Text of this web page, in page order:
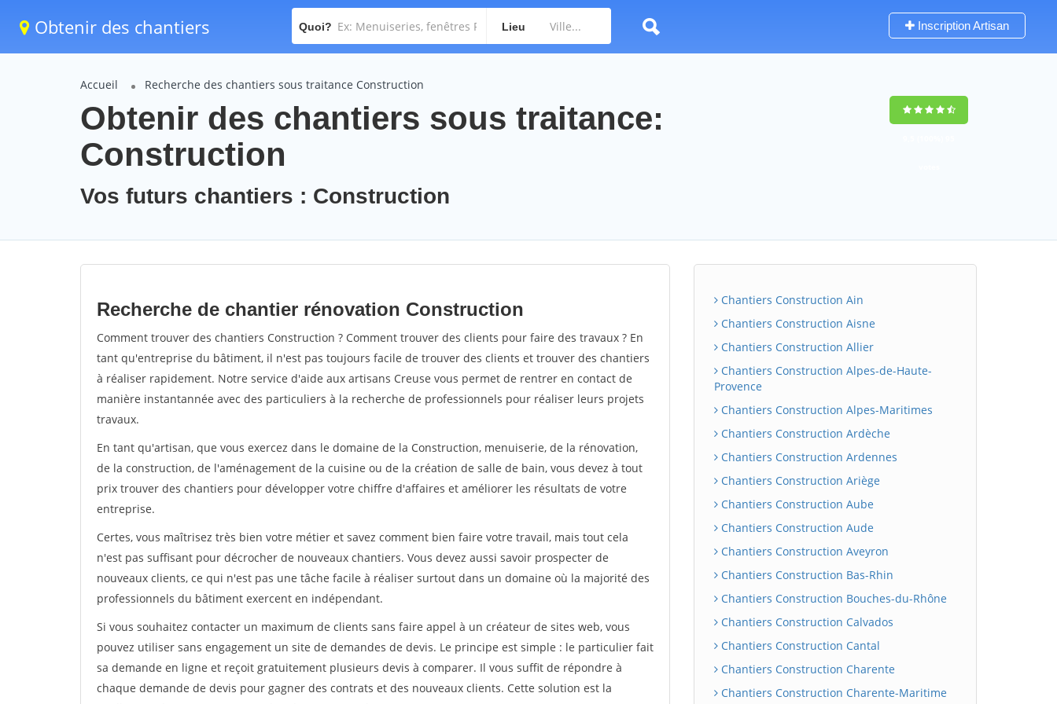
Obtenir des chantiers Quoi? Lieu Inscription Artisan
Accueil Recherche des chantiers sous traitance Construction
Obtenir des chantiers sous traitance:
Construction
Vos futurs chantiers : Construction
Recherche de chantier rénovation Construction
Comment trouver des chantiers Construction ? Comment trouver des clients pour faire des travaux ? En
tant qu'entreprise du bâtiment, il n'est pas toujours facile de trouver des clients et trouver des chantiers
à réaliser rapidement. Notre service d'aide aux artisans Creuse vous permet de rentrer en contact de
manière instantannée avec des particuliers à la recherche de professionnels pour réaliser leurs projets
travaux.
En tant qu'artisan, que vous exercez dans le domaine de la Construction, menuiserie, de la rénovation,
de la construction, de l'aménagement de la cuisine ou de la création de salle de bain, vous devez à tout
prix trouver des chantiers pour développer votre chiffre d'affaires et améliorer les résultats de votre
entreprise.
Certes, vous maîtrisez très bien votre métier et savez comment bien faire votre travail, mais tout cela
n'est pas suffisant pour décrocher de nouveaux chantiers. Vous devez aussi savoir prospecter de
nouveaux clients, ce qui n'est pas une tâche facile à réaliser surtout dans un domaine où la majorité des
professionnels du bâtiment exercent en indépendant.
Si vous souhaitez contacter un maximum de clients sans faire appel à un créateur de sites web, vous
pouvez utiliser sans engagement un site de demandes de devis. Le principe est simple : le particulier fait
sa demande en ligne et reçoit gratuitement plusieurs devis à comparer. Il vous suffit de répondre à
chaque demande de devis pour gagner des contrats et des nouveaux clients. Cette solution est la
Chantiers Construction Ain
Chantiers Construction Aisne
Chantiers Construction Allier
Chantiers Construction Alpes-de-Haute-
Provence
Chantiers Construction Alpes-Maritimes
Chantiers Construction Ardèche
Chantiers Construction Ardennes
Chantiers Construction Ariège
Chantiers Construction Aube
Chantiers Construction Aude
Chantiers Construction Aveyron
Chantiers Construction Bas-Rhin
Chantiers Construction Bouches-du-Rhône
Chantiers Construction Calvados
Chantiers Construction Cantal
Chantiers Construction Charente
Chantiers Construction Charente-Maritime